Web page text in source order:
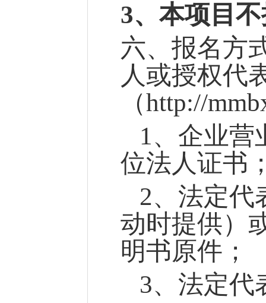
3、本项目
六、 报名方
人或授权代
（http://
1、企业营
位法人证书
2、法定代
动时提供）
明书原件；
3、法定代